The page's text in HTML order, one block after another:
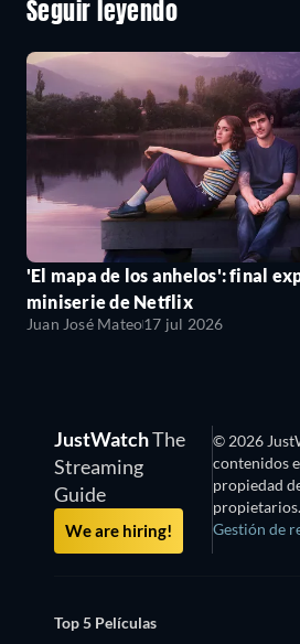
Seguir leyendo
'El mapa de los anhelos': final
miniserie de Netflix
Juan José Mateo17 jul 2026
JustWatchThe
Streaming
Guide
We are hiring!
© 2026
contenidos
propiedad
propietarios.
Gestión de
Top 5 Películas